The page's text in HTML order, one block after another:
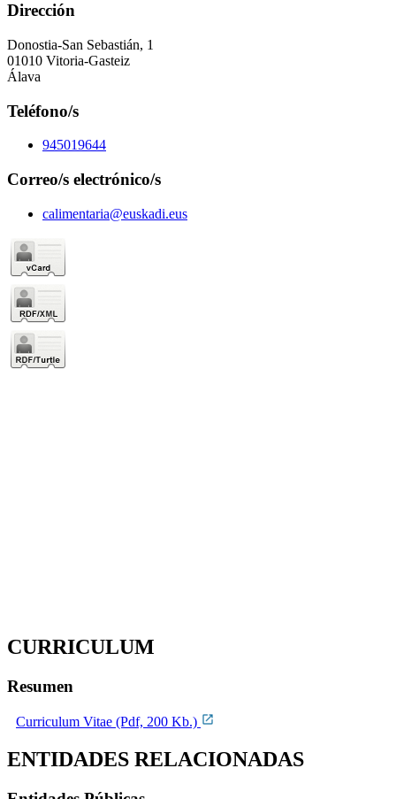
Dirección
Donostia-San Sebastián, 1
01010 Vitoria-Gasteiz
Álava
Teléfono/s
945019644
Correo/s electrónico/s
calimentaria@euskadi.eus
CURRICULUM
Resumen
Curriculum Vitae (Pdf, 200 Kb.)
ENTIDADES RELACIONADAS